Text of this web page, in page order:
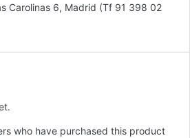
Carolinas 6, Madrid (Tf 91 398 02
who have purchased this product